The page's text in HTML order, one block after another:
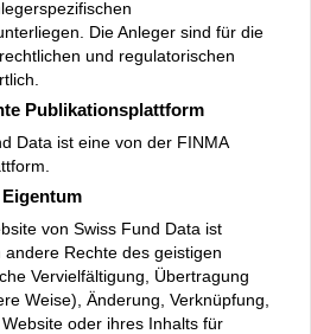
Die Anleger sind für die
und regulatorischen
Publikationsplattform
Data ist eine von der FINMA
von Swiss Fund Data ist
Rechte des geistigen
Vervielfältigung, Übertragung
Weise), Änderung, Verknüpfung,
oder ihres Inhalts für